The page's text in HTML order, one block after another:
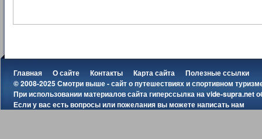
Главная О сайте Контакты Карта сайта
Полезные ссылки
© 2008-2025 Смотри выше - сайт о путешествиях и спортивном
При использовании материалов сайта гиперссылка наvide-supra.net
Если у вас есть вопросы или пожелания вы можетенаписать нам